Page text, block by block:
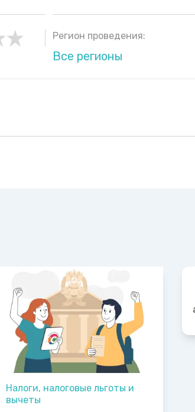
Регион проведения:
Все регионы
Налоги, налоговые льготы и
вычеты